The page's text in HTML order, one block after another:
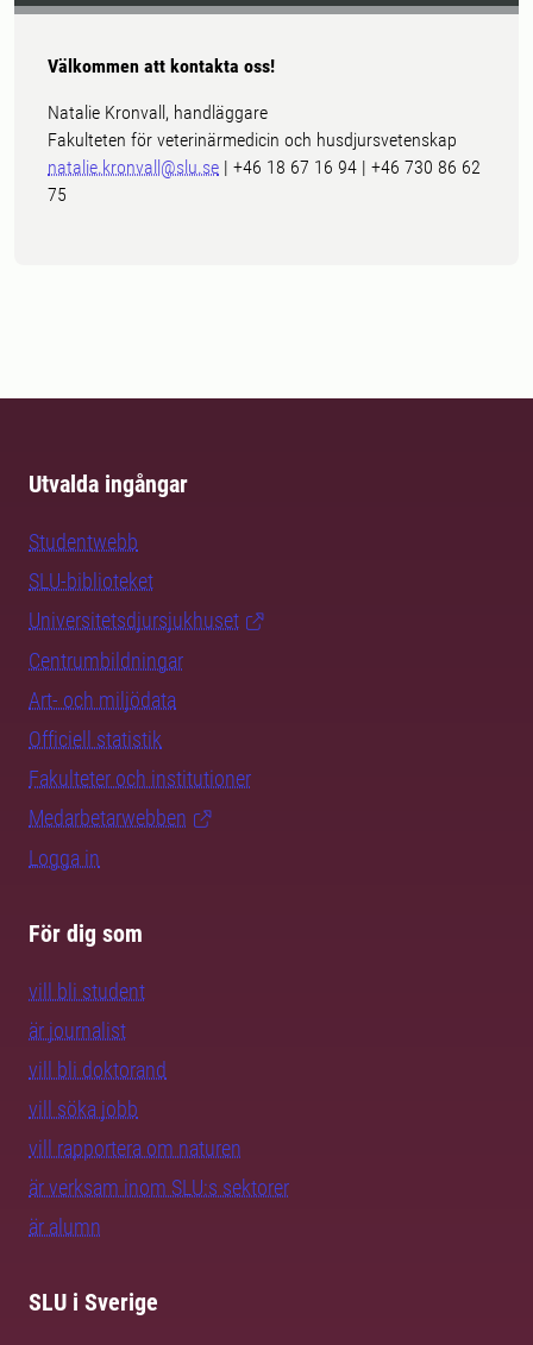
Välkommen att kontakta oss!
Natalie Kronvall, handläggare
Fakulteten för veterinärmedicin och husdjursvetenskap
natalie.kronvall@slu.se | +46 18 67 16 94 | +46 730 86 62
75
Utvalda ingångar
Studentwebb
SLU-biblioteket
Universitetsdjursjukhuset
Centrumbildningar
Art- och miljödata
Officiell statistik
Fakulteter och institutioner
Medarbetarwebben
Logga in
För dig som
vill bli student
är journalist
vill bli doktorand
vill söka jobb
vill rapportera om naturen
är verksam inom SLU:s sektorer
är alumn
SLU i Sverige